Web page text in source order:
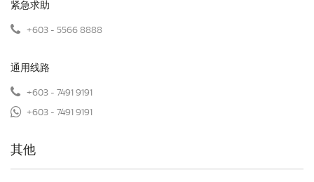
紧急求助
+603 - 5566 8888
通用线路
+603 - 7491 9191
+603 - 7491 9191
其他